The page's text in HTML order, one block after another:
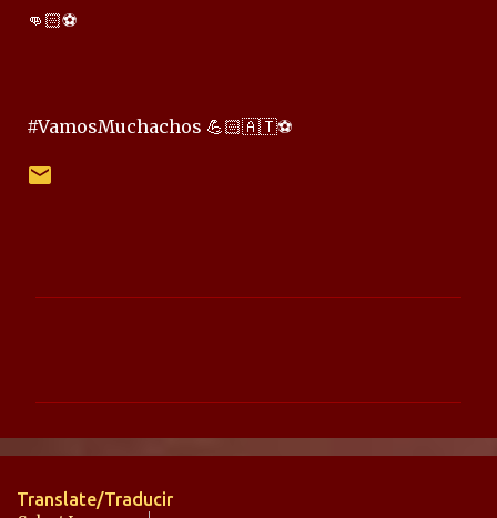
👊🏻⚽
#VamosMuchachos 💪🏻🇦🇹⚽
n
Translate/Traducir